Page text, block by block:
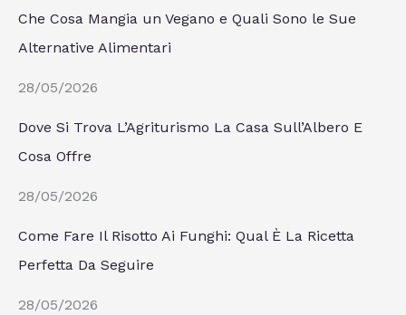
Che Cosa Mangia un Vegano e Quali Sono le Sue
Alternative Alimentari
28/05/2026
Dove Si Trova L’Agriturismo La Casa Sull’Albero E
Cosa Offre
28/05/2026
Come Fare Il Risotto Ai Funghi: Qual È La Ricetta
Perfetta Da Seguire
28/05/2026